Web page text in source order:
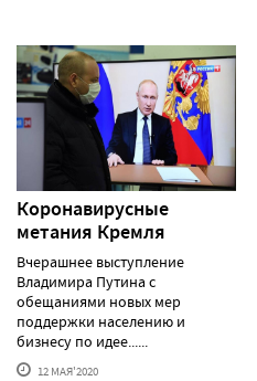
Коронавирусные
метания Кремля
Вчерашнее выступление
Владимира Путина с
обещаниями новых мер
поддержки населению и
бизнесу по идее......
12 МАЯ'2020